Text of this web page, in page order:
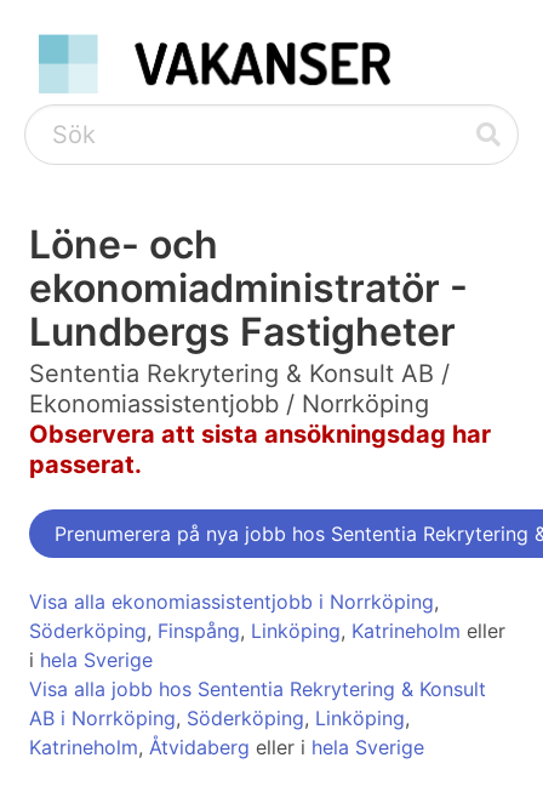
Löne- och
ekonomiadministratör -
Lundbergs Fastigheter
Sententia Rekrytering & Konsult AB /
Ekonomiassistentjobb / Norrköping
Observera att sista ansökningsdag har
passerat.
Prenumerera på nya jobb hos Sententia Rekrytering
Visa alla ekonomiassistentjobb i Norrköping,
Söderköping, Finspång, Linköping, Katrineholm eller
i hela Sverige
Visa alla jobb hos Sententia Rekrytering & Konsult
AB i Norrköping, Söderköping, Linköping,
Katrineholm, Åtvidaberg eller i hela Sverige